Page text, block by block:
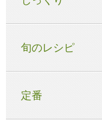
旬のレシピ
定番